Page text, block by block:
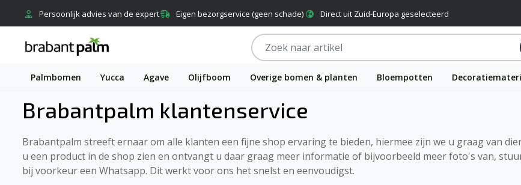
Persoonlijk advies van de expert Eigen bezorgservice (geen schade) Direct uit Zuid-Europa geselecteerd
Palmbomen Yucca Agave Olijfboom Overige bomen & planten Bloempotten
Brabantpalm klantenservice
Brabantpalm streeft ernaar om alle klanten een fijne shop ervaring te bieden, hiermee zijn we u graag van
u een product in de shop zien en ontvangt u daar graag meer informatie of bijvoorbeeld meer foto's van,
bij voorkeur een Whatsapp. Dit werkt voor ons het snelst en eenvoudigst.